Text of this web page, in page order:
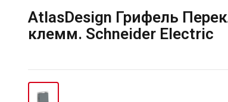
AtlasDesign Грифель
клемм. Schneider Electric